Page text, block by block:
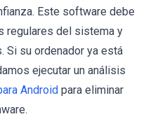
Este software debe
regulares del sistema y
Si su ordenador ya está
ejecutar un análisis
Android para eliminar